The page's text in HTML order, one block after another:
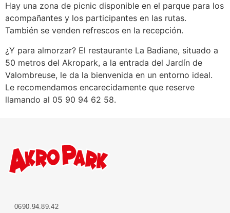
Hay una zona de picnic disponible en el parque para los
acompañantes y los participantes en las rutas.
También se venden refrescos en la recepción.
¿Y para almorzar? El restaurante La Badiane, situado a
50 metros del Akropark, a la entrada del Jardín de
Valombreuse, le da la bienvenida en un entorno ideal.
Le recomendamos encarecidamente que reserve
llamando al 05 90 94 62 58.
0690.94.89.42